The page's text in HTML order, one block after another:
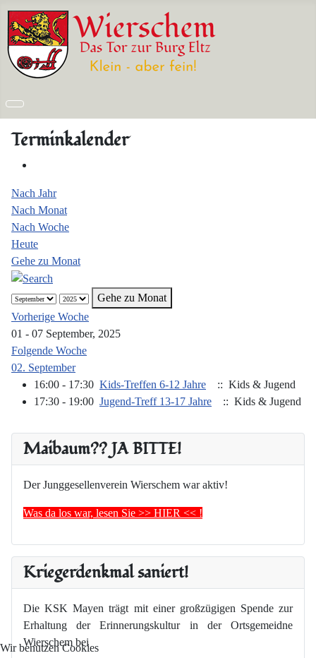
Maibaum?? JA BITTE!
Der Junggesellenverein Wierschem war aktiv!
Was da los war, lesen Sie >> HIER << !
Kriegerdenkmal saniert!
Die KSK Mayen trägt mit einer großzügigen Spende zur
Erhaltung der Erinnerungskultur in der Ortsgemeidne
Wierschem bei
Terminkalender
Nach Jahr
Nach Monat
Nach Woche
Heute
Gehe zu Monat
Gehe zu Monat
Vorherige Woche
01 - 07 September, 2025
Folgende Woche
02. September
16:00 - 17:30 Kids-Treffen 6-12 Jahre
:: Kids & Jugend
17:30 - 19:00 Jugend-Treff 13-17 Jahre :: Kids & Jugend
Wir benutzen Cookies